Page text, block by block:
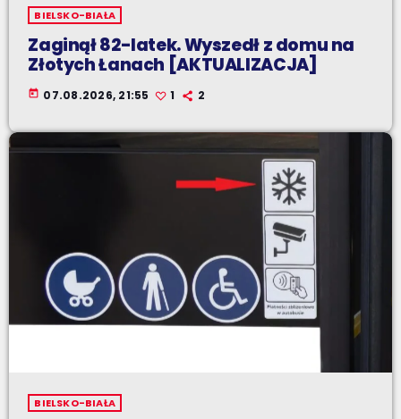
BIELSKO-BIAŁA
Zaginął 82-latek. Wyszedł z domu na
Złotych Łanach [AKTUALIZACJA]
today 07.08.2026, 21:55 1 2
BIELSKO-BIAŁA